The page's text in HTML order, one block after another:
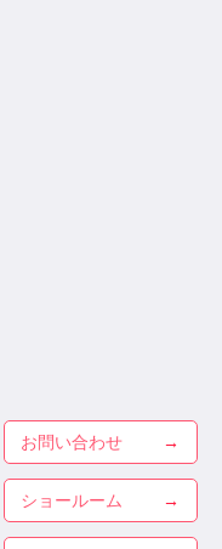
お問い合わせ
ショールーム